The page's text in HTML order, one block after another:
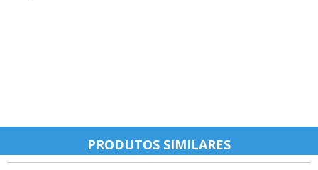
PRODUTOS SIMILARES